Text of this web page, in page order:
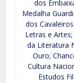
dos
Medalha
dos
Letras e
da Literatura
Ouro;
Cultura
Estudos